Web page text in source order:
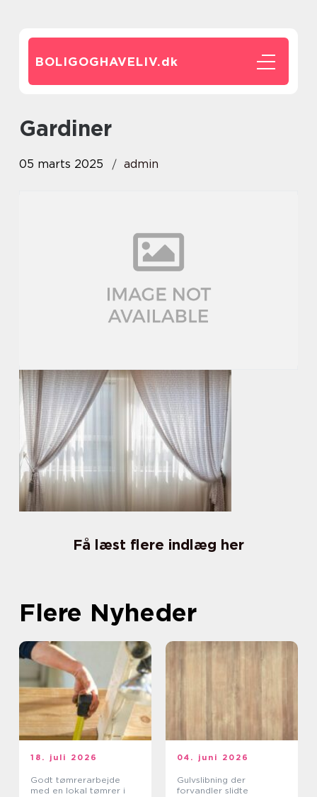
BOLIGOGHAVELIV.dk
gardiner
05 marts 2025 admin
Få læst flere indlæg her
Flere Nyheder
18. juli 2026
Godt tømrerarbejde
med en lokal tømrer i
04. juni 2026
Gulvslibning der
forvandler slidte